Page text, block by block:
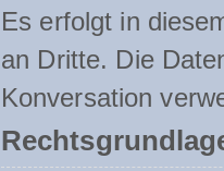
Es erfolgt in
an Dritte. Die
Konversation